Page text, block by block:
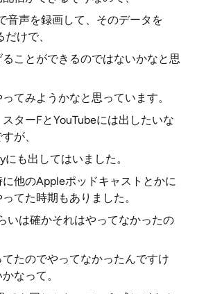
音声を録画して、そのデータを
けで、
ことができるのではないかなと思
てみようかなと思っています。
ターFとYouTubeには出したいな
が、
も出してはいました。
他のAppleポッドキャストとかに
てた時期もありました。
いは確かそれはやってなかったの
たのでやってなかったんですけ
なって。